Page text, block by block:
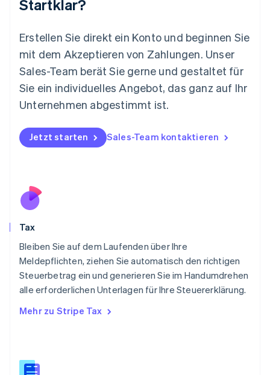
Startklar?
Erstellen Sie direkt ein Konto und beginnen Sie
mit dem Akzeptieren von Zahlungen. Unser
Sales-Team berät Sie gerne und gestaltet für
Sie ein individuelles Angebot, das ganz auf Ihr
Unternehmen abgestimmt ist.
Jetzt starten Sales-Team kontaktieren
Tax
Bleiben Sie auf dem Laufenden über Ihre
Meldepflichten, ziehen Sie automatisch den richtigen
Steuerbetrag ein und generieren Sie im Handumdrehen
alle erforderlichen Unterlagen für Ihre Steuererklärung.
Mehr zu Stripe Tax
English简体中文
English
Mexiko
Español English
Neuseeland
English
NederlandsEnglish
English
Österreich
Portugal
Português
Schweden
Schweiz
DeutschFrançaisItalianoEnglish
Singapur
Slowakei
Sonderverwaltungsregion Hongkong,